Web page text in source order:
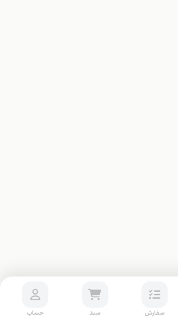
سفارش سبد حساب